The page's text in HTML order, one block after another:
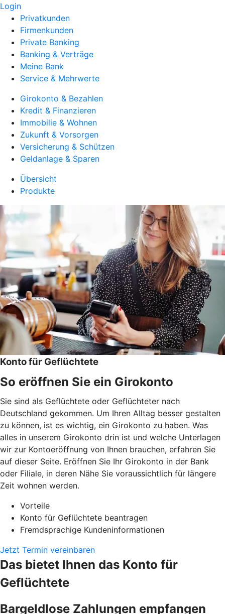
Login
Privatkunden
Firmenkunden
Private Banking
Banking & Verträge
Meine Bank
Service & Mehrwerte
Girokonto & Bezahlen
Kredit & Finanzieren
Immobilie & Wohnen
Zukunft & Vorsorgen
Versicherung & Schützen
Geldanlage & Sparen
Übersicht
Produkte
Konto für Geflüchtete
So eröffnen Sie ein Girokonto
Sie sind als Geflüchtete oder Geflüchteter nach
Deutschland gekommen. Um Ihren Alltag besser gestalten
zu können, ist es wichtig, ein Girokonto zu haben. Was
alles in unserem Girokonto drin ist und welche Unterlagen
wir zur Kontoeröffnung von Ihnen brauchen, erfahren Sie
auf dieser Seite. Eröffnen Sie Ihr Girokonto in der Bank
oder Filiale, in deren Nähe Sie voraussichtlich für längere
Zeit wohnen werden.
Vorteile
Konto für Geflüchtete beantragen
Fremdsprachige Kundeninformationen
Jetzt Termin vereinbaren
Das bietet Ihnen das Konto für
Geflüchtete
Bargeldlose Zahlungen empfangen